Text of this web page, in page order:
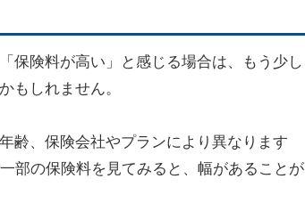
保険料が高い」と感じる場合は、もう少し
もしれません。
齢、保険会社やプランにより異なります
部の保険料を見てみると、幅があることが